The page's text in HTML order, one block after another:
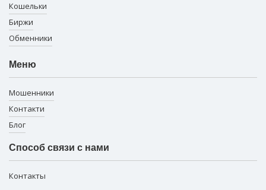
Кошельки
Биржи
Обменники
Меню
Мошенники
Контакти
Блог
Способ связи с нами
Контакты